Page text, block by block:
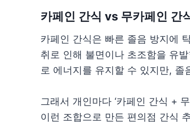
카페인 간식 vs 무카페인 간
카페인 간식은 빠른 졸음 방지에
취로 인해 불면이나 초조함을 유
로 에너지를 유지할 수 있지만, 졸
그래서 개인마다 ‘카페인 간식 +
이런 조합으로 만든 편의점 간식